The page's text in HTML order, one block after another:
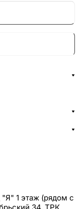
1 этаж (рядом с